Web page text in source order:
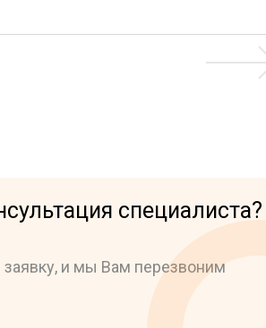
частном доме (Заозерье)
специалиста?
заявку, и мы Вам перезвоним